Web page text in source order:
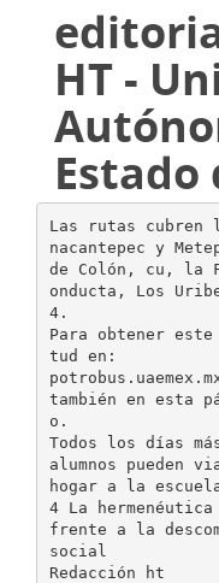
HT -
Estado
Las rutas cubren
nacantepec y
de Colón, cu, la
onducta, Los
4.
Para obtener
tud en:
también en esta
o.
Todos los días
alumnos pueden
hogar a la
4 La hermenéutica
frente a la
social
Redacción ht